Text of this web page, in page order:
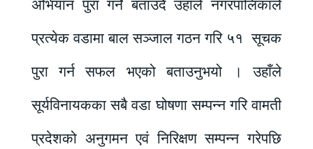
अभियान पुरा गर्ने बताउदै उहाँले नगरपालिकाले
प्रत्येक वडामा बाल सञ्जाल गठन गरि ५१ सूचक
पुरा गर्न सफल भएको बताउनुभयो । उहाँले
सूर्यविनायकका सबै वडा घोषणा सम्पन्न गरि वामती
प्रदेशको अनुगमन एवं निरिक्षण सम्पन्न गरेपछि